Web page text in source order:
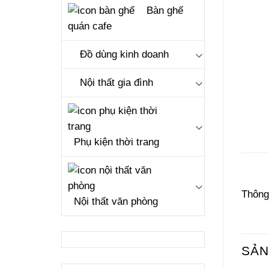
Bàn ghế
quán cafe
Đồ dùng kinh doanh
Nội thất gia đình
Phụ kiện thời trang
Nội thất văn phòng